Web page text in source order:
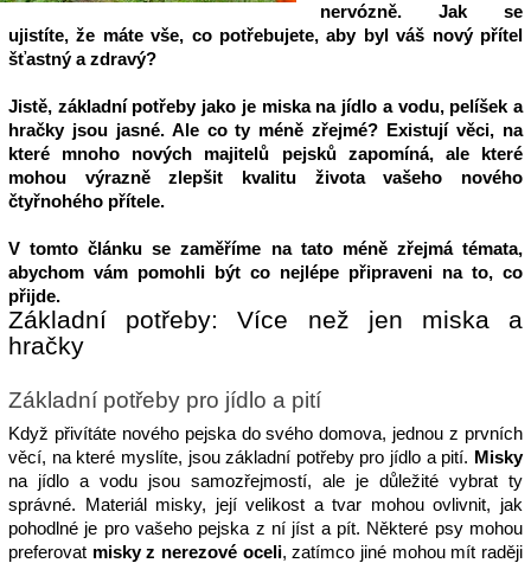
nervózně. Jak se
ujistíte, že máte vše, co potřebujete, aby byl váš nový přítel
šťastný a zdravý?
Jistě, základní potřeby jako je miska na jídlo a vodu, pelíšek a
hračky jsou jasné. Ale co ty méně zřejmé? Existují věci, na
které mnoho nových majitelů pejsků zapomíná, ale které
mohou výrazně zlepšit kvalitu života vašeho nového
čtyřnohého přítele.
V tomto článku se zaměříme na tato méně zřejmá témata,
abychom vám pomohli být co nejlépe připraveni na to, co
přijde.
Základní potřeby: Více než jen miska a
hračky
Základní potřeby pro jídlo a pití
Když přivítáte nového pejska do svého domova, jednou z prvních
věcí, na které myslíte, jsou základní potřeby pro jídlo a pití. Misky
na jídlo a vodu jsou samozřejmostí, ale je důležité vybrat ty
správné. Materiál misky, její velikost a tvar mohou ovlivnit, jak
pohodlné je pro vašeho pejska z ní jíst a pít. Některé psy mohou
preferovat misky z nerezové oceli